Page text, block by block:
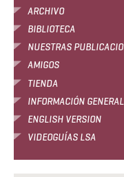
ARCHIVO
BIBLIOTECA
NUESTRAS
AMIGOS
TIENDA
INFORMACIÓN GENERAL
ENGLISH VERSION
VIDEOGUÍAS LSA